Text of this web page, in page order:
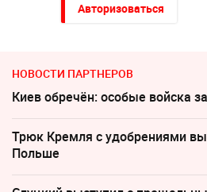
Авторизоваться
НОВОСТИ ПАРТНЕРОВ
Киев обречён: особые войска
Трюк Кремля с удобрениями
Польше